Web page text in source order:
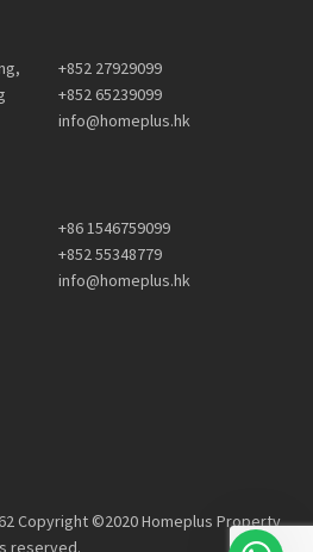
+852 27929099
+852 65239099
info@homeplus.hk
+86 1546759099
+852 55348779
info@homeplus.hk
Copyright ©2020 Homeplus Property
reserved.